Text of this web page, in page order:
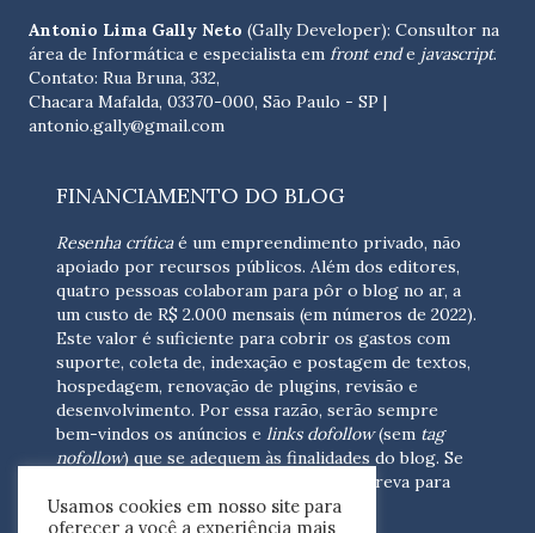
Antonio Lima Gally Neto (Gally Developer): Consultor na
área de Informática e especialista em front ende javascript.
Contato: Rua Bruna, 332,
Chacara Mafalda, 03370-000, São Paulo - SP |
antonio.gally@gmail.com
FINANCIAMENTO DO BLOG
Resenha críticaé um empreendimento privado, não
apoiado por recursos públicos. Além dos editores,
quatro pessoas colaboram para pôr o blog no ar, a
um custo de R$ 2.000 mensais (em números de 2022).
Este valor é suficiente para cobrir os gastos com
suporte, coleta de, indexação e postagem de textos,
hospedagem, renovação de plugins, revisão e
desenvolvimento. Por essa razão, serão sempre
bem-vindos os anúncios e links dofollow(sem tag
nofollow) que se adequem às finalidades do blog. Se
escreva para
nós(contato@resenhacritica.com.br)
Usamos cookies em nosso site para
oferecer a você a experiência mais